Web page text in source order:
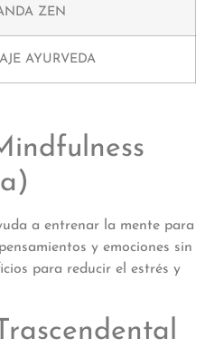
ZEN
AYURVEDA
a entrenar la mente para
y emociones sin
para reducir el estrés y